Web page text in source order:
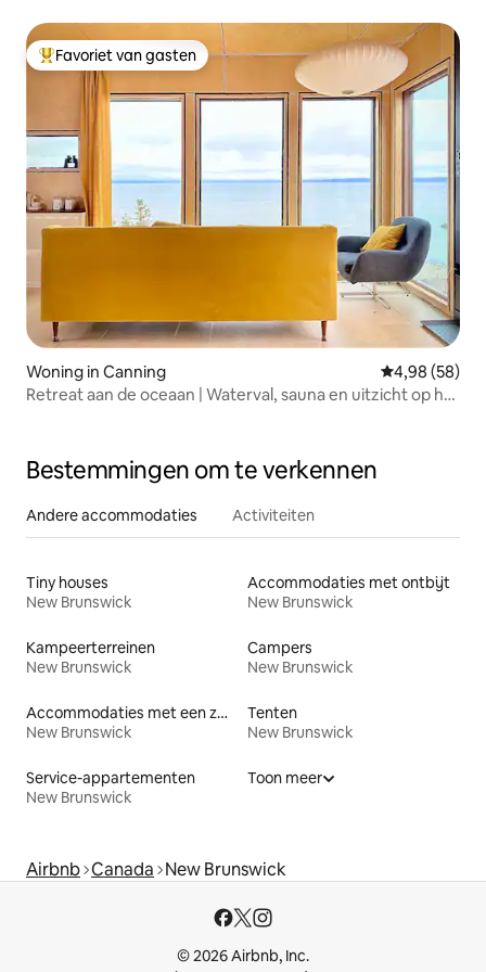
Topfavoriet van gasten
Favoriet van gasten
Woning in Canning Gemiddelde
4,98 (58)
Retreat aan de oceaan | Waterval, sauna en uitzicht op het
Bestemmingen om te verkennen
Andere accommodaties Activiteiten
Tiny houses
New Brunswick
Accommodaties met ontbijt
New Brunswick
Kampeerterreinen
New Brunswick
Campers
New Brunswick
Accommodaties met een zwembad
New Brunswick
Tenten
New Brunswick
Service-appartementen
New Brunswick
Toon meer
Airbnb Canada New Brunswick
© 2026 Airbnb, Inc.